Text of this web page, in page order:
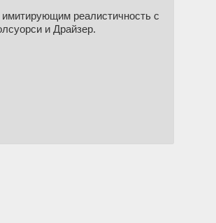
реалистичность с
и Драйзер.